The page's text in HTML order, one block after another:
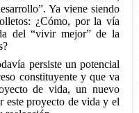
Ya viene siendo
¿Cómo, por la vía
del “vivir mejor” de la
persiste un potencial
constituyente y que va
de vida, un nuevo
este proyecto de vida y el